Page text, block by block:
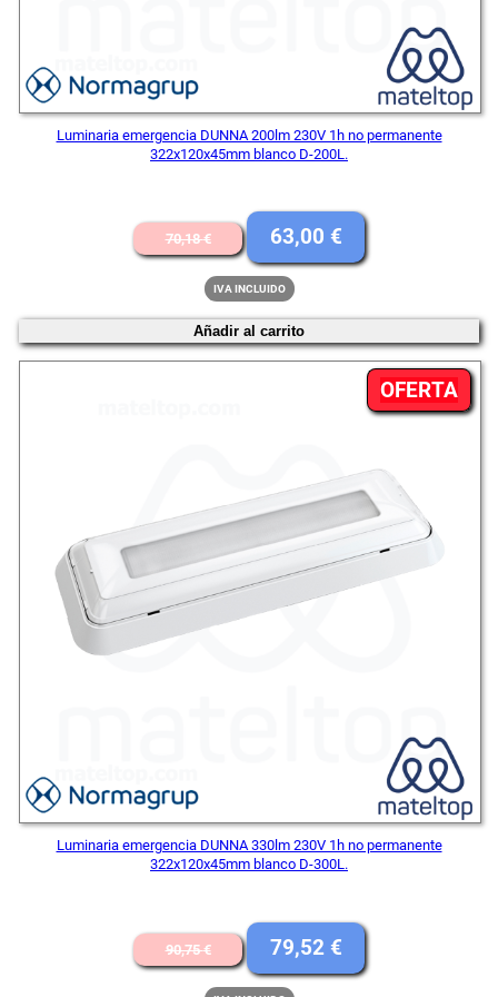
Luminaria emergencia DUNNA 200lm 230V 1h no permanente
322x120x45mm blanco D-200L.
70,18€
El
precio
original
era:
63,00 €
El
precio
63,00 €.
IVA INCLUIDO
Añadir al carrito
OFERTA
EN
Luminaria emergencia DUNNA 330lm 230V 1h no permanente
322x120x45mm blanco D-300L.
90,75€
El
precio
79,52 €
El
precio